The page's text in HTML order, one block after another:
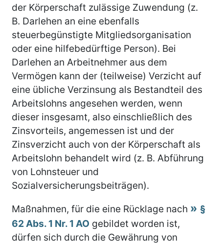
der Körperschaft zulässige Zuwendung (z.
B. Darlehen an eine ebenfalls
steuerbegünstigte Mitgliedsorganisation
oder eine hilfebedürftige Person). Bei
Darlehen an Arbeitnehmer aus dem
Vermögen kann der (teilweise) Verzicht auf
eine übliche Verzinsung als Bestandteil des
Arbeitslohns angesehen werden, wenn
dieser insgesamt, also einschließlich des
Zinsvorteils, angemessen ist und der
Zinsverzicht auch von der Körperschaft als
Arbeitslohn behandelt wird (z. B. Abführung
von Lohnsteuer und
Sozialversicherungsbeiträgen).
Maßnahmen, für die eine Rücklage nach
§
62 Abs. 1 Nr. 1 AO gebildet worden ist,
dürfen sich durch die Gewährung von